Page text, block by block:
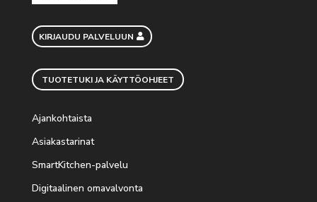
KIRJAUDU PALVELUUN
TUOTETUKI JA KÄYTTÖOHJEET
Ajankohtaista
Asiakastarinat
SmartKitchen-palvelu
Digitaalinen omavalvonta